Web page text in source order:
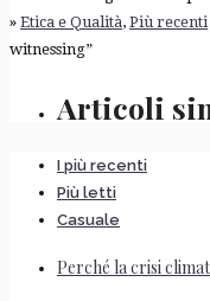
» Etica e Qualità, Più recenti
witnessing”
Articoli
I più recenti
Più letti
Casuale
Perché la crisi